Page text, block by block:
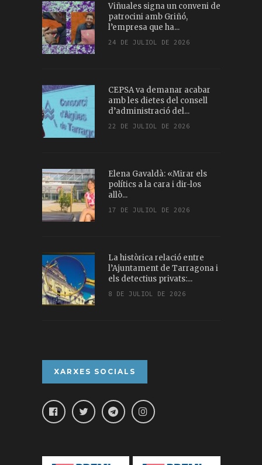
Viñuales signa un conveni de
patrocini amb Griñó,
l’empresa que ha...
24 DE JULIOL DE 2026
CEPSA va demanar acabar
amb les dietes del consell
d’administració del...
22 DE JULIOL DE 2026
Elena Gavaldà: «Mirar els
polítics a la cara i dir-los
allò...
17 DE JULIOL DE 2026
La històrica relació entre
l’Ajuntament de Tarragona i
els detectius privats:...
8 DE JULIOL DE 2026
XARXES SOCIALS